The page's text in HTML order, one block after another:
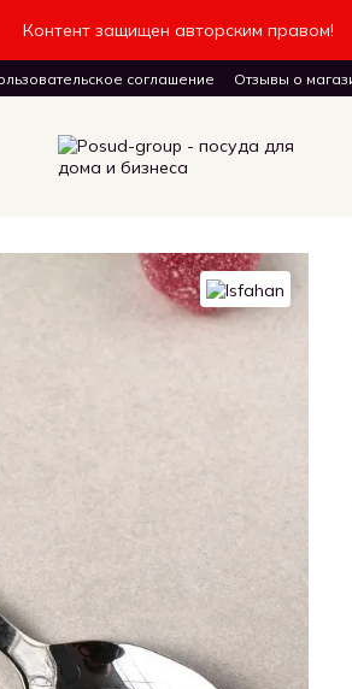
Контент защищен авторским правом!
соглашение Отзывы о